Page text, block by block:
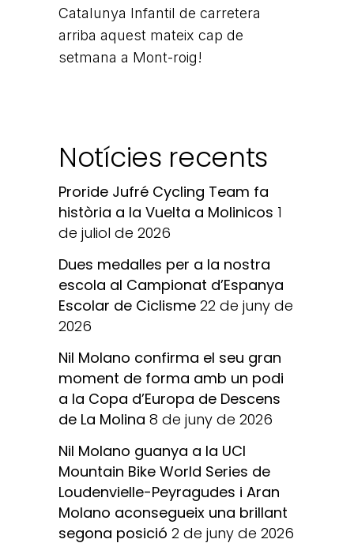
Catalunya Infantil de carretera
arriba aquest mateix cap de
setmana a Mont-roig!
Notícies recents
Proride Jufré Cycling Team fa
història a la Vuelta a Molinicos 1
de juliol de 2026
Dues medalles per a la nostra
escola al Campionat d’Espanya
Escolar de Ciclisme 22 de juny de
2026
Nil Molano confirma el seu gran
moment de forma amb un podi
a la Copa d’Europa de Descens
de La Molina 8 de juny de 2026
Nil Molano guanya a la UCI
Mountain Bike World Series de
Loudenvielle-Peyragudes i Aran
Molano aconsegueix una brillant
segona posició 2 de juny de 2026